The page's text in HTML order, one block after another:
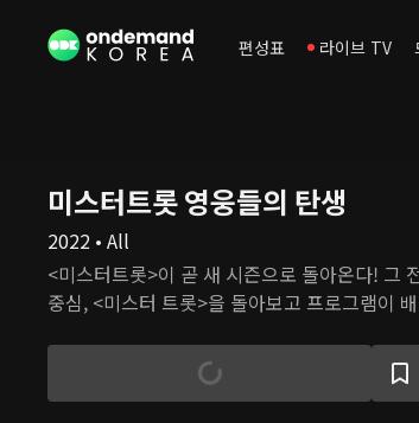
편성표 라이브 TV
미스터트롯 영웅들의 탄생
2022 • All
<미스터트롯>이 곧 새 시즌으로 돌아온다! 그
중심, <미스터 트롯>을 돌아보고 프로그램이